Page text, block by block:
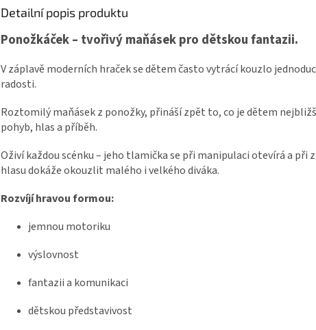
Detailní popis produktu
Ponožkáček – tvořivý maňásek pro dětskou fantazii.
V záplavě moderních hraček se dětem často vytrácí kouzlo
radosti.
Roztomilý maňásek z ponožky, přináší zpět to, co je dětem
pohyb, hlas a příběh.
Oživí každou scénku – jeho tlamička se při manipulaci otevírá a při
hlasu dokáže okouzlit malého i velkého diváka.
Rozvíjí hravou formou:
jemnou motoriku
výslovnost
fantazii a komunikaci
dětskou představivost